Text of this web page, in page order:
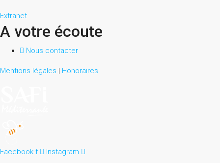
Extranet
A votre écoute
Nous contacter
Mentions légales | Honoraires
Facebook-f Instagram